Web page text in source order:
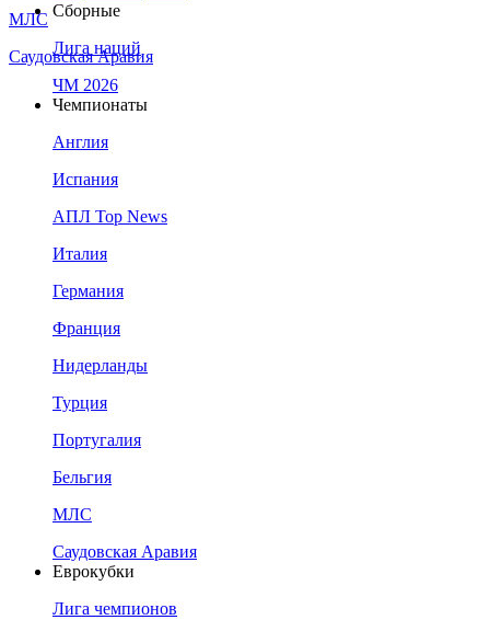
МЛС
Саудовская Аравия
Сборные
Лига наций
ЧМ 2026
Чемпионаты
Англия
Испания
АПЛ Top News
Италия
Германия
Франция
Нидерланды
Турция
Португалия
Бельгия
МЛС
Саудовская Аравия
Еврокубки
Лига чемпионов